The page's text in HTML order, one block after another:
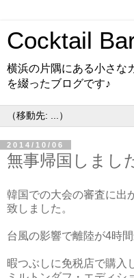
Cocktail
横浜の片隅にある小さな
を綴ったブログです♪
2014/10/06
無事帰国しまし
韓国での大会の審査に出
致しました。
台風の影響で離陸が4時間
暇つぶしに免税店で購入